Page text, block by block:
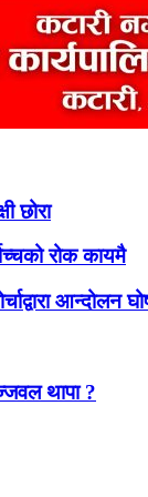
छोरा
रोक कायमै
आन्दोलन
थापा ?